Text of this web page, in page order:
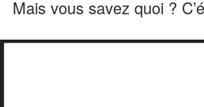
Mais vous savez quoi ?